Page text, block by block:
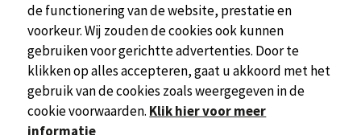
de functionering van de website, prestatie en
voorkeur. Wij zouden de cookies ook kunnen
gebruiken voor gerichtte advertenties. Door te
klikken op alles accepteren, gaat u akkoord met het
gebruik van de cookies zoals weergegeven in de
cookie voorwaarden. Klik hier voor meer
informatie